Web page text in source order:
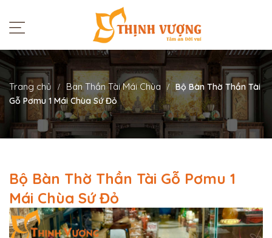
Trang chủ Ban Thần Tài Mái Chùa
Bộ Bàn Thờ Thần Tài
Gỗ Pơmu 1 Mái Chùa Sứ Đỏ
Bộ Bàn Thờ Thần Tài Gỗ Pơmu 1
Mái Chùa Sứ Đỏ